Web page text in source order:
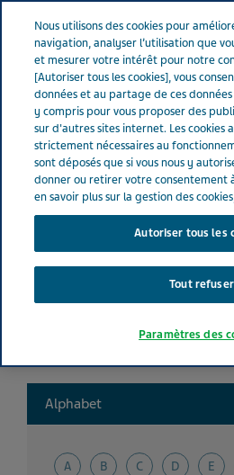
France Nos Produits Product
Liste de nos
Search
Filtres clairs
Alphabet
A B C D E
Nous utilisons des cookies pour
navigation, analyser l’utilisation que
et mesurer votre intérêt pour notre
[Autoriser tous les cookies], vous
données et au partage de ces
y compris pour vous proposer des
sur d'autres sites internet. Les cookies
strictement nécessaires au
sont déposés que si vous nous y
donner ou retirer votre consentement
en savoir plus sur la gestion des
Autoriser tous les
Tout refuser
Paramètres des